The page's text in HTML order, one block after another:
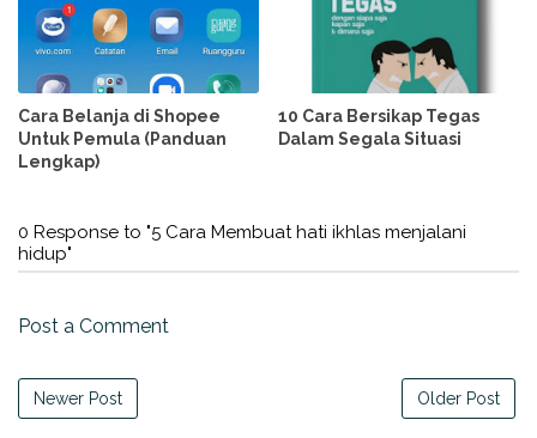
Cara Belanja di Shopee
Untuk Pemula (Panduan
Lengkap)
10 Cara Bersikap Tegas
Dalam Segala Situasi
0 Response to "5 Cara Membuat hati ikhlas menjalani
hidup"
Post a Comment
Newer Post Older Post